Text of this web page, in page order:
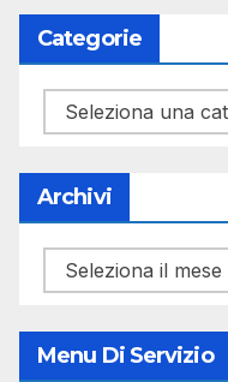
Categorie
Categorie
Archivi
Archivi
Menu Di Servizio